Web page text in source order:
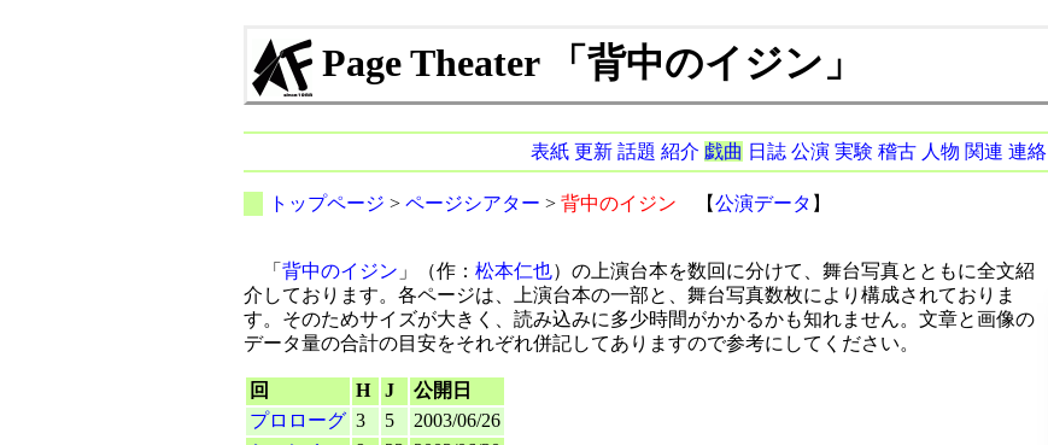
Page Theater 「背中のイジン」
表紙 更新 話題 紹介 戯曲 日誌 公演 実験 稽古 人物 関連 連絡
トップページ > ページシアター > 背中のイジン 【公演データ 】
「 背中のイジン 」（作： 松本仁也）の上演台本を数回に分けて、舞台写真とともに全文紹
介しております。各ページは、上演台本の一部と、舞台写真数枚により構成されておりま
す。そのためサイズが大きく、読み込みに多少時間がかかるかも知れません。文章と画像の
データ量の合計の目安をそれぞれ併記してありますので参考にしてください。
回 H J
公開日
プロローグ 3 5
2003/06/26